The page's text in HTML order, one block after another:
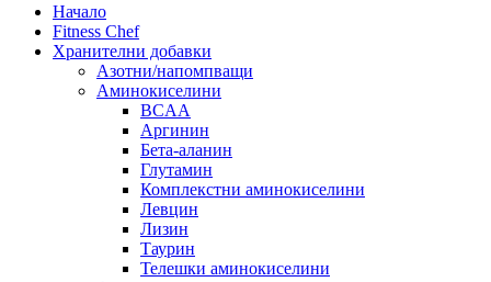
Начало
Fitness Chef
Хранителни добавки
Азотни/напомпващи
Аминокиселини
BCAA
Аргинин
Бета-аланин
Глутамин
Комплекстни аминокиселини
Левцин
Лизин
Таурин
Телешки аминокиселини